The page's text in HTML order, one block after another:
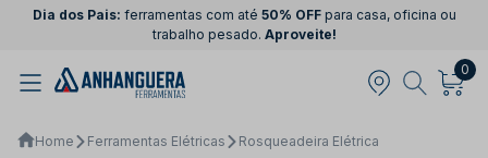
Dia dos Pais: ferramentas com até 50% OFFpara casa, oficina ou
trabalho pesado. Aproveite!
0
Home Ferramentas Elétricas Rosqueadeira Elétrica